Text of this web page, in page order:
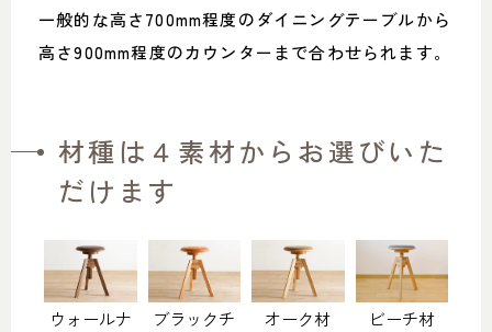
一般的な高さ700mm程度のダイニングテーブルから
高さ900mm程度のカウンターまで合わせられます。
材種は４素材からお選びいた
だけます
ウォールナ
ブラックチ
オーク材 ビーチ材